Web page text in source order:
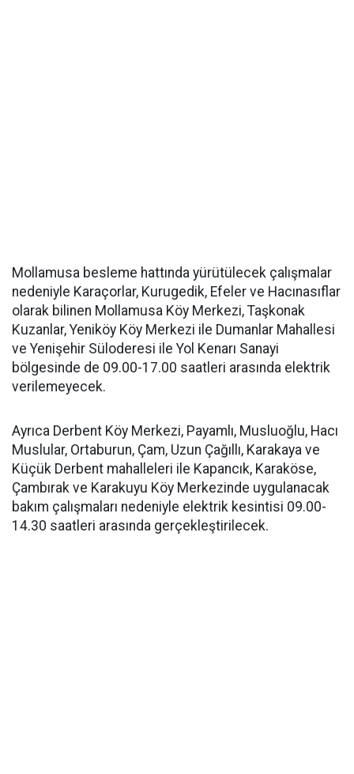
Mollamusa besleme hattında yürütülecek çalışmalar
nedeniyle Karaçorlar, Kurugedik, Efeler ve Hacınasıflar
olarak bilinen Mollamusa Köy Merkezi, Taşkonak
Kuzanlar, Yeniköy Köy Merkezi ile Dumanlar Mahallesi
ve Yenişehir Süloderesi ile Yol Kenarı Sanayi
bölgesinde de 09.00-17.00 saatleri arasında elektrik
verilemeyecek.
Ayrıca Derbent Köy Merkezi, Payamlı, Musluoğlu, Hacı
Muslular, Ortaburun, Çam, Uzun Çağıllı, Karakaya ve
Küçük Derbent mahalleleri ile Kapancık, Karaköse,
Çambırak ve Karakuyu Köy Merkezinde uygulanacak
bakım çalışmaları nedeniyle elektrik kesintisi 09.00-
14.30 saatleri arasında gerçekleştirilecek.